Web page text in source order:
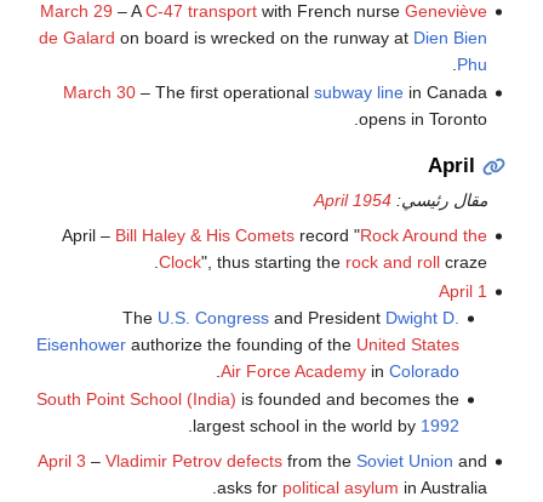
March 29 – AC-47 transportwith French nurse Geneviève
de Galard on board is wrecked on the runway at Dien Bien
Phu
March 30– The first operational subway linein Canada
opens in Toronto.
April
مقال رئيسي:April 1954
April – Bill Haley & His Cometsrecord "Rock Around the
Clock", thus starting the rock and rollcraze.
April 1
The U.S. Congress and President Dwight D.
Eisenhower authorize the founding of the United States
Air Force Academy inColorado
.
South Point School (India) is founded and becomes the
largest school in the world by 1992
.
April 3 – Vladimir Petrov defectsfrom the Soviet Union and
asks for political asylum in Australia.